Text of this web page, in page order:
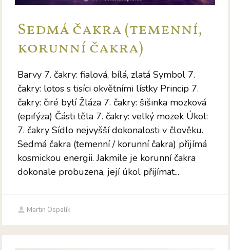
Sedmá čakra (temenní,
korunní čakra)
Barvy 7. čakry: fialová, bílá, zlatá Symbol 7.
čakry: lotos s tisíci okvětními lístky Princip 7.
čakry: čiré bytí Žláza 7. čakry: šišinka mozková
(epifýza) Části těla 7. čakry: velký mozek Úkol:
7. čakry Sídlo nejvyšší dokonalosti v člověku.
Sedmá čakra (temenní / korunní čakra) přijímá
kosmickou energii. Jakmile je korunní čakra
dokonale probuzena, její úkol přijímat...
Martin Ospalík